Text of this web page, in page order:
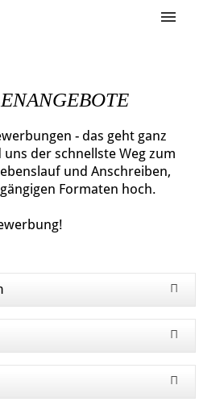
- das geht ganz
der schnellste Weg zum
und Anschreiben,
Formaten hoch.